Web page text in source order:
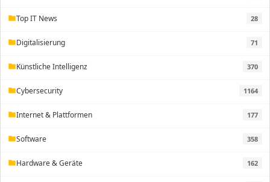
folderTop IT News 28
folderDigitalisierung 71
folderKünstliche Intelligenz 370
folderCybersecurity 1164
folderInternet & Plattformen 177
folderSoftware 358
folderHardware & Geräte 162